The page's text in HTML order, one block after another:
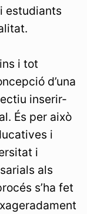
estudiants
i tot
d’una
inserir-
És per això
i
i
als
s’ha fet